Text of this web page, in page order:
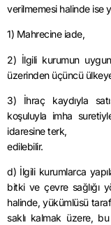
verilmemesi halinde ise
1) Mahrecine iade,
2) İlgili kurumun
üzerinden üçüncü
3) İhraç kaydıyla
koşuluyla imha
idaresine terk,
edilebilir.
d) İlgili kurumlarca
bitki ve çevre sağlığı
halinde, yükümlüsü
saklı kalmak üzere,